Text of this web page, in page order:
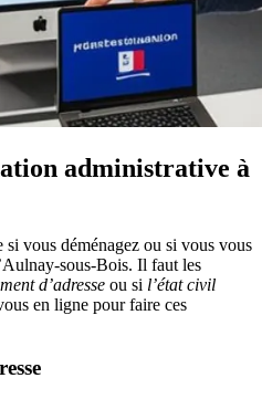
administrative à
vous déménagez ou si vous vous
sous-Bois. Il faut les
d’adresse ou si l’état civil
en ligne pour faire ces